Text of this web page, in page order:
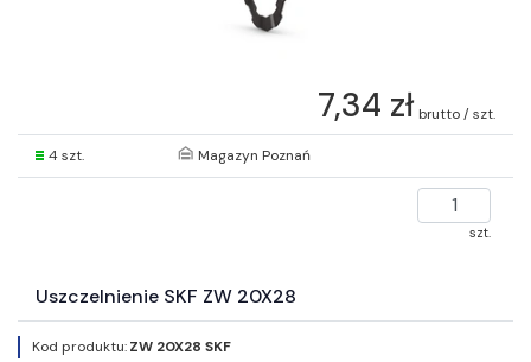
7,34 zł brutto / szt.
4 szt. Magazyn Poznań
szt.
Uszczelnienie SKF ZW 20X28
Kod produktu:ZW 20X28 SKF